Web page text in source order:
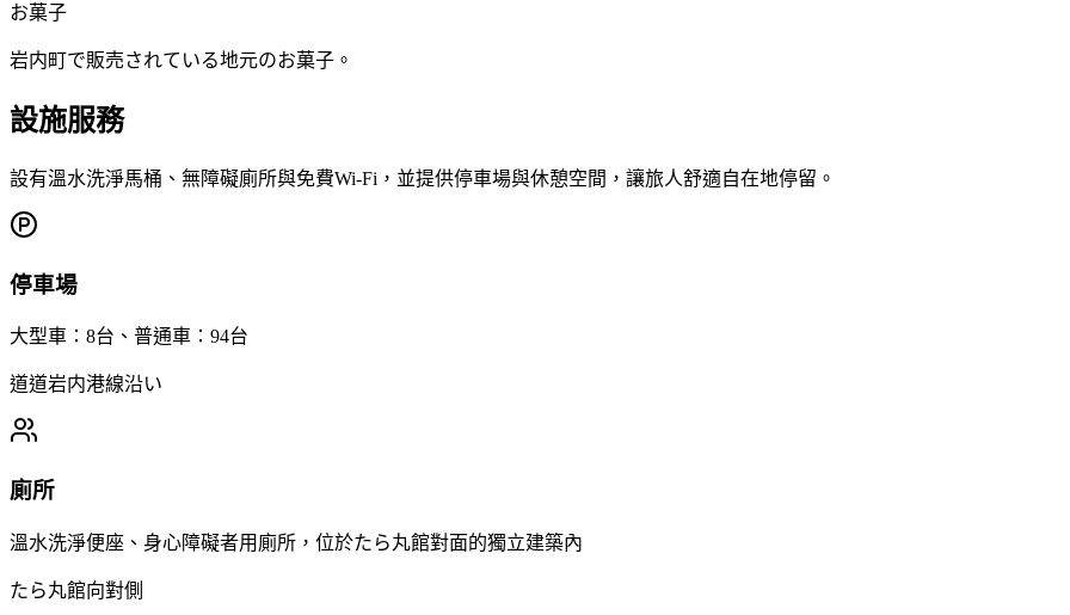
お菓子
岩内町で販売されている地元のお菓子。
設施服務
設有溫水洗淨馬桶、無障礙廁所與免費Wi-Fi，並提供停車場與休憩空間，讓旅人舒適自在地停留。
停車場
大型車：8台、普通車：94台
道道岩内港線沿い
廁所
溫水洗淨便座、身心障礙者用廁所，位於たら丸館對面的獨立建築內
たら丸館向對側